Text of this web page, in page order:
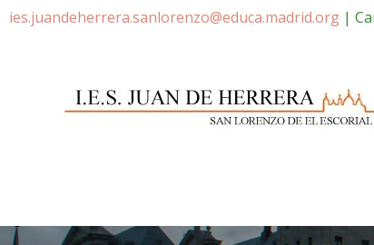
ies.juandeherrera.sanlorenzo@educa.madrid.org |